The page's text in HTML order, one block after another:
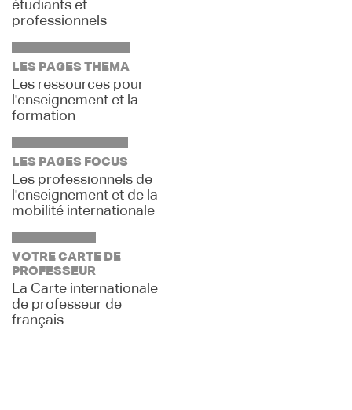
étudiants et
professionnels
LES PAGES THEMA
Les ressources pour
l'enseignement et la
formation
LES PAGES FOCUS
Les professionnels de
l'enseignement et de la
mobilité internationale
VOTRE CARTE DE
PROFESSEUR
La Carte internationale
de professeur de
français